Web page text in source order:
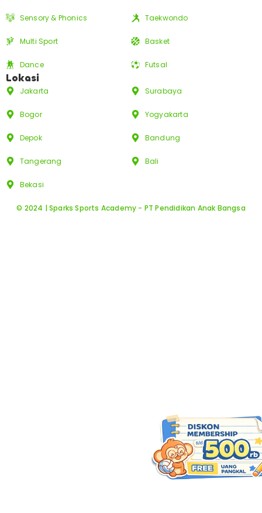
Sensory & Phonics
Multi Sport
Dance
Taekwondo
Basket
Futsal
Lokasi
Jakarta
Bogor
Depok
Tangerang
Bekasi
Surabaya
Yogyakarta
Bandung
Bali
© 2024 | Sparks Sports Academy - PT Pendidikan Anak Bangsa